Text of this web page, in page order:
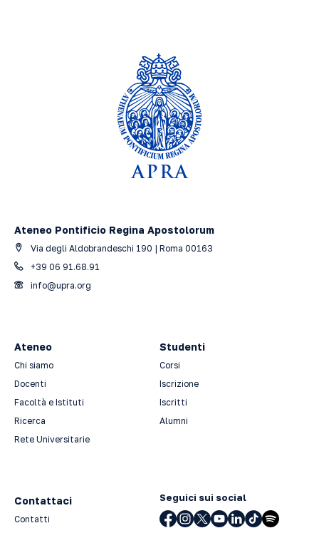
Ateneo Pontificio Regina Apostolorum
Via degli Aldobrandeschi 190 | Roma 00163
+39 06 91.68.91
info@upra.org
Ateneo
Chi siamo
Docenti
Facoltà e Istituti
Ricerca
Rete Universitarie
Studenti
Corsi
Iscrizione
Iscritti
Alumni
Contattaci
Contatti
Seguici sui social